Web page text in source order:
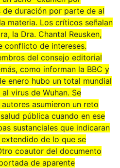
de duración por parte de al
materia. Los críticos señalan
la Dra. Chantal Reusken,
conflicto de intereses.
del consejo editorial
como informan la BBC y
enero hubo un total mundial
virus de Wuhan. Se
asumieron un reto
pública cuando en ese
sustanciales que indicaran
de lo que se
coautor del documento
de aparente